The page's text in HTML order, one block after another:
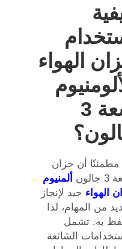
الهواء
سعة 3
أن خزان
ألمنيوم
الهواء جيد لإنجاز
من المهام، لذا
به. تشمل
الشائعة